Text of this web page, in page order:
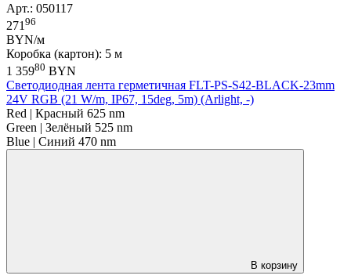
Арт.: 050117
271 96
BYN/м
Коробка (картон): 5 м
1 35980 BYN
Светодиодная лента герметичная FLT-PS-S42-BLACK-23mm
24V RGB (21 W/m, IP67, 15deg, 5m) (Arlight, -)
Red | Красный 625 nm
Green | Зелёный 525 nm
Blue | Синий 470 nm
В корзину